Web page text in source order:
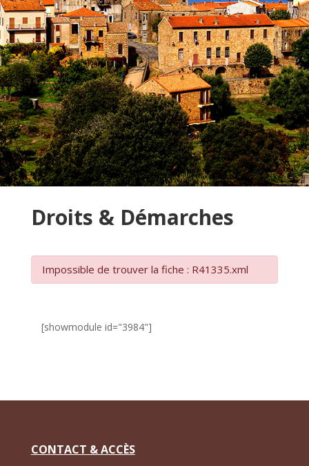
Droits & Démarches
Impossible de trouver la fiche : R41335.xml
[showmodule id="3984"]
CONTACT & ACCÈS